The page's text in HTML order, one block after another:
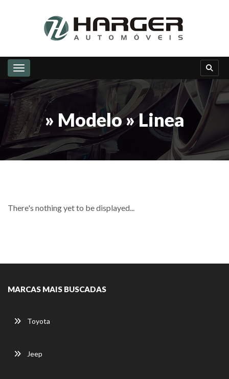
Toggle navigation
» Modelo » Linea
There's nothing yet to be displayed...
MARCAS MAIS BUSCADAS
Toyota
Jeep